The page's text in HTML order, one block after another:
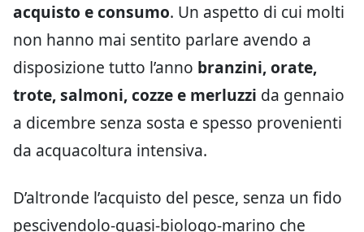
acquisto e consumo. Un aspetto di cui molti
non hanno mai sentito parlare avendo a
disposizione tutto l’anno branzini, orate,
trote, salmoni, cozze e merluzzi da gennaio
a dicembre senza sosta e spesso provenienti
da acquacoltura intensiva.
D’altronde l’acquisto del pesce, senza un fido
pescivendolo-quasi-biologo-marino che